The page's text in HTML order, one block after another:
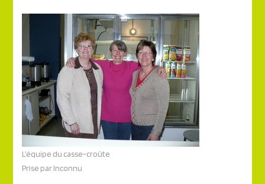
L’équipe du casse-croûte
Prise par Inconnu